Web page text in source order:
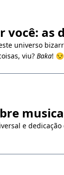
você: as
universo
viu? Baka! 😒
e dedicação